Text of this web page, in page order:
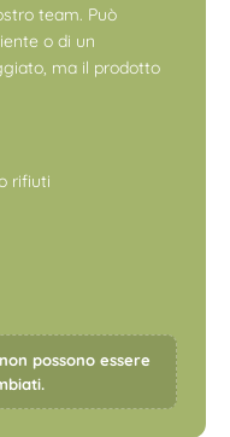
team. Può
o di un
ma il prodotto
rifiuti
possono essere